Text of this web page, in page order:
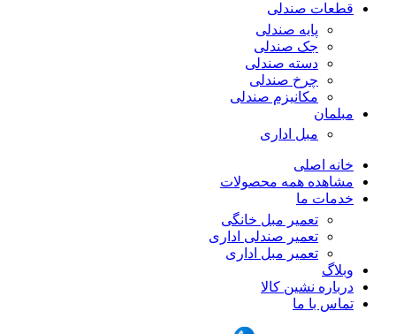
قطعات صندلی
پایه صندلی
جک صندلی
دسته صندلی
چرخ صندلی
مکانیزم صندلی
مبلمان
مبل اداری
خانه اصلی
مشاهده همه محصولات
خدمات ما
تعمیر مبل خانگی
تعمیر صندلی اداری
تعمیر مبل اداری
وبلاگ
درباره نشین کالا
تماس با ما